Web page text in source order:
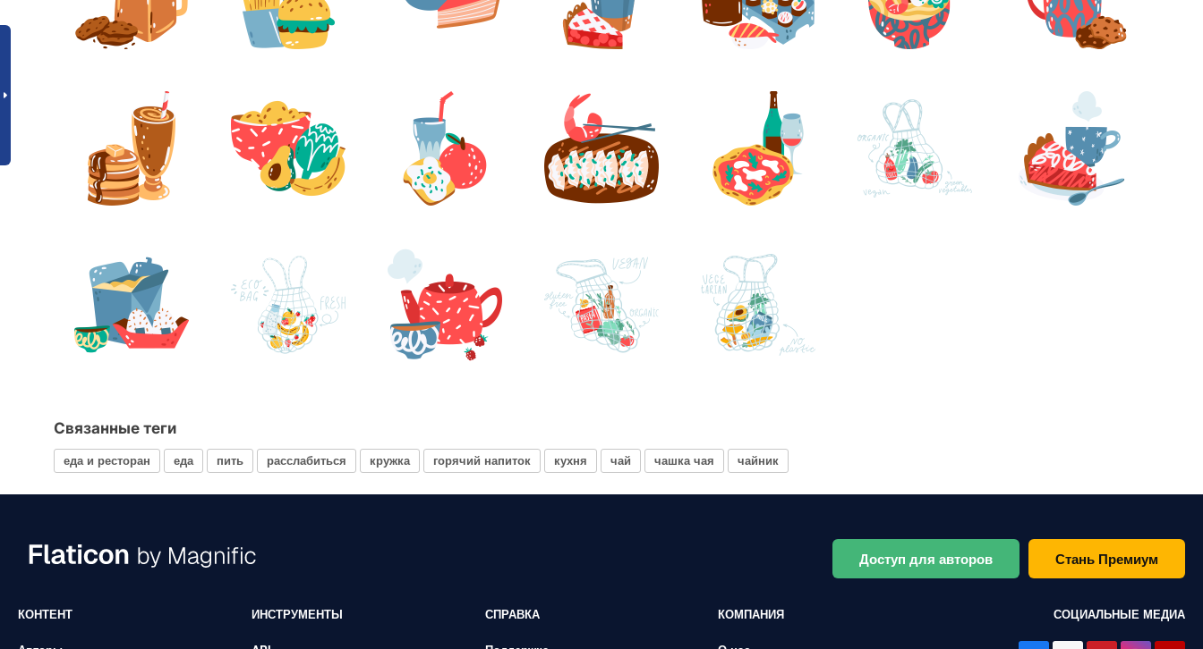
Связанные теги
еда и ресторан еда пить расслабиться кружка горячий напиток кухня чай чашка чая чайник
Доступ для авторов Стань Премиум
КОНТЕНТ ИНСТРУМЕНТЫ СПРАВКА КОМПАНИЯ СОЦИАЛЬНЫЕ МЕДИА